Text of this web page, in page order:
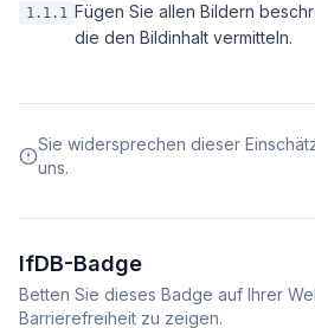
1.1.1 Fügen Sie allen Bildern
die den Bildinhalt vermitteln.
Sie widersprechen dieser
uns.
IfDB-Badge
Betten Sie dieses Badge auf Ihrer
Barrierefreiheit zu zeigen.